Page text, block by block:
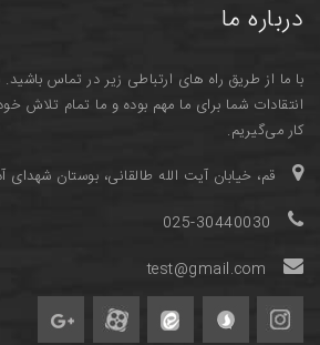
درباره ما
با ما از طریق راه های ارتباطی زیر در تماس
انتقادات شما برای ما مهم بوده و ما تمام تلاش
کار می‌گیریم.
قم، خیابان آیت الله طالقانی، بوستان شهدای
025-30440030
test@gmail.com